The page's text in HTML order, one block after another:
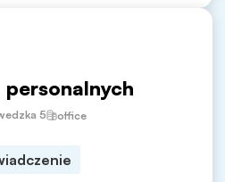
5 office